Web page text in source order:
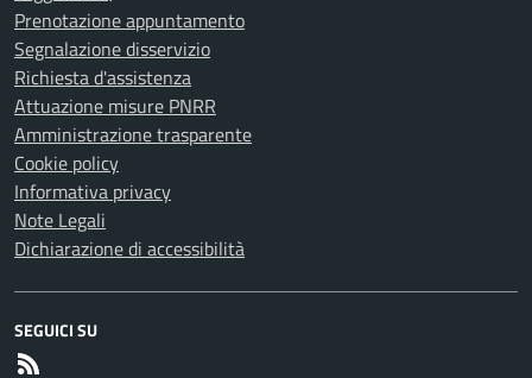
Prenotazione appuntamento
Segnalazione disservizio
Richiesta d'assistenza
Attuazione misure PNRR
Amministrazione trasparente
Cookie policy
Informativa privacy
Note Legali
Dichiarazione di accessibilità
SEGUICI SU